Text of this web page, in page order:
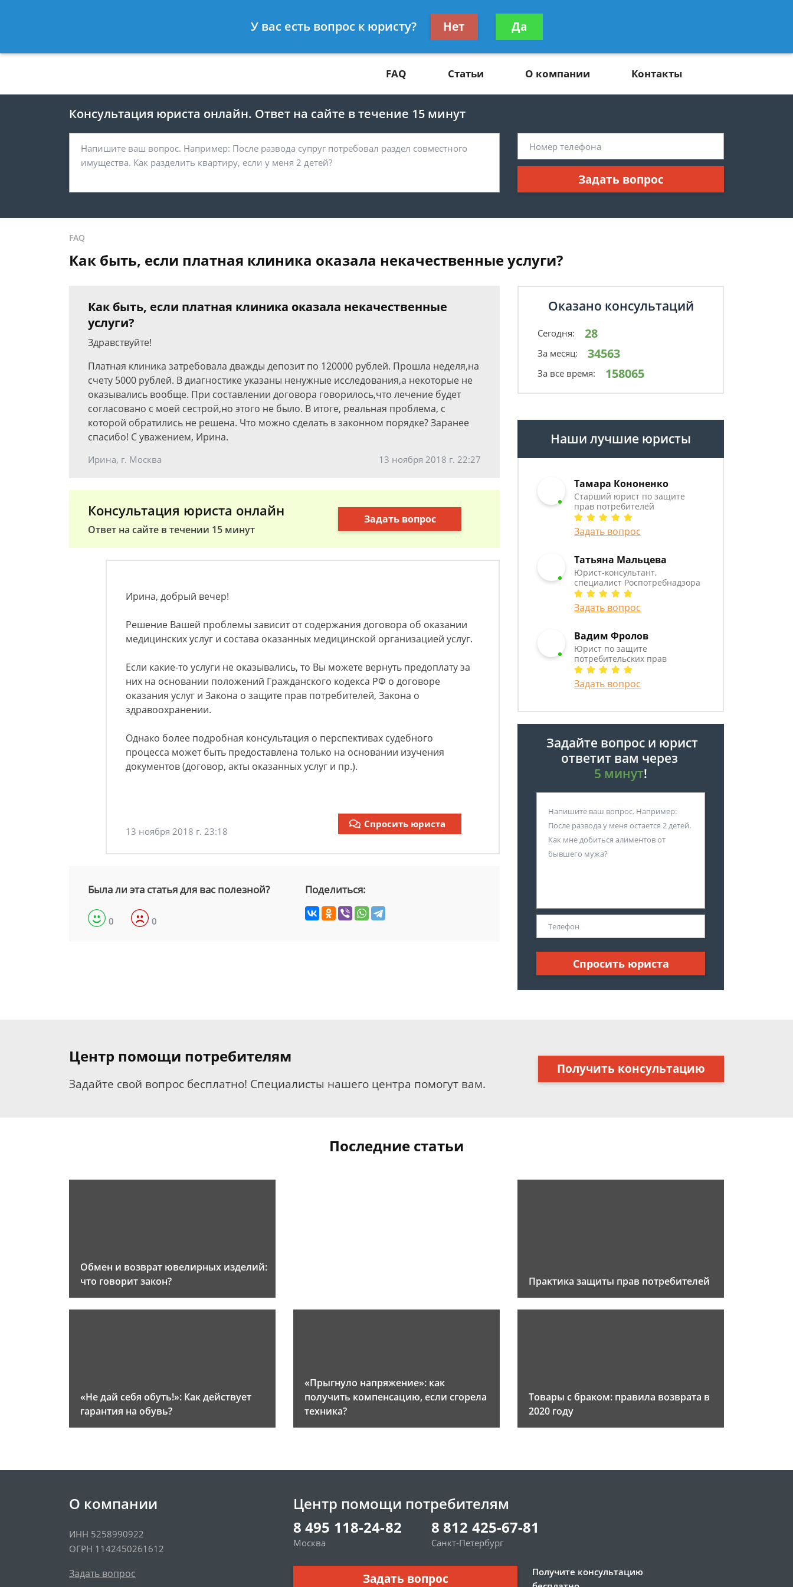
8 812 425-67-81
Получите консультацию
бесплатно
FAQ Статьи О компании Контакты
Консультация юриста онлайн. Ответ на сайте в течение 15 минут
Задать вопрос
FAQ
Как быть, если платная клиника оказала некачественные услуги?
Как быть, если платная клиника оказала некачественные
услуги?
Здравствуйте!
Платная клиника затребовала дважды депозит по 120000 рублей. Прошла неделя,на
счету 5000 рублей. В диагностике указаны ненужные исследования,а некоторые не
оказывались вообще. При составлении договора говорилось,что лечение будет
согласовано с моей сестрой,но этого не было. В итоге, реальная проблема, с
которой обратились не решена. Что можно сделать в законном порядке? Заранее
спасибо! С уважением, Ирина.
Ирина, г. Москва 13 ноября 2018 г. 22:27
Консультация юриста онлайн
Ответ на сайте в течении 15 минут
Задать вопрос
Ирина, добрый вечер!
Решение Вашей проблемы зависит от содержания договора об оказании
медицинских услуг и состава оказанных медицинской организацией услуг.
Если какие-то услуги не оказывались, то Вы можете вернуть предоплату за
них на основании положений Гражданского кодекса РФ о договоре
оказания услуг и Закона о защите прав потребителей, Закона о
здравоохранении.
Однако более подробная консультация о перспективах судебного
процесса может быть предоставлена только на основании изучения
документов (договор, акты оказанных услуг и пр.).
13 ноября 2018 г. 23:18
Спросить юриста
Была ли эта статья для вас полезной?
0 0
Поделиться:
Оказано консультаций
Сегодня: 28
За месяц: 34563
За все время: 158065
Наши лучшие юристы
Тамара Кононенко
Старший юрист по защите
прав потребителей
Задать вопрос
Татьяна Мальцева
Юрист-консультант,
специалист Роспотребнадзора
Задать вопрос
Вадим Фролов
Юрист по защите
потребительских прав
Задать вопрос
Задайте вопрос и юрист
ответит вам через
5 минут!
Спросить юриста
Центр помощи потребителям
Задайте свой вопрос бесплатно! Специалисты нашего центра помогут вам.
Получить консультацию
Последние статьи
Обмен и возврат ювелирных изделий:
что говорит закон?
Практика защиты прав потребителей
«Не дай себя обуть!»: Как действует
гарантия на обувь?
«Прыгнуло напряжение»: как
получить компенсацию, если сгорела
техника?
Товары с браком: правила возврата в
2020 году
О компании
ИНН 5258990922
ОГРН 1142450261612
Задать вопрос
Центр помощи потребителям
8 495 118-24-82
Москва
8 812 425-67-81
Санкт-Петербург
Задать вопрос
Получите консультацию
У вас есть вопрос к юристу? Нет Да